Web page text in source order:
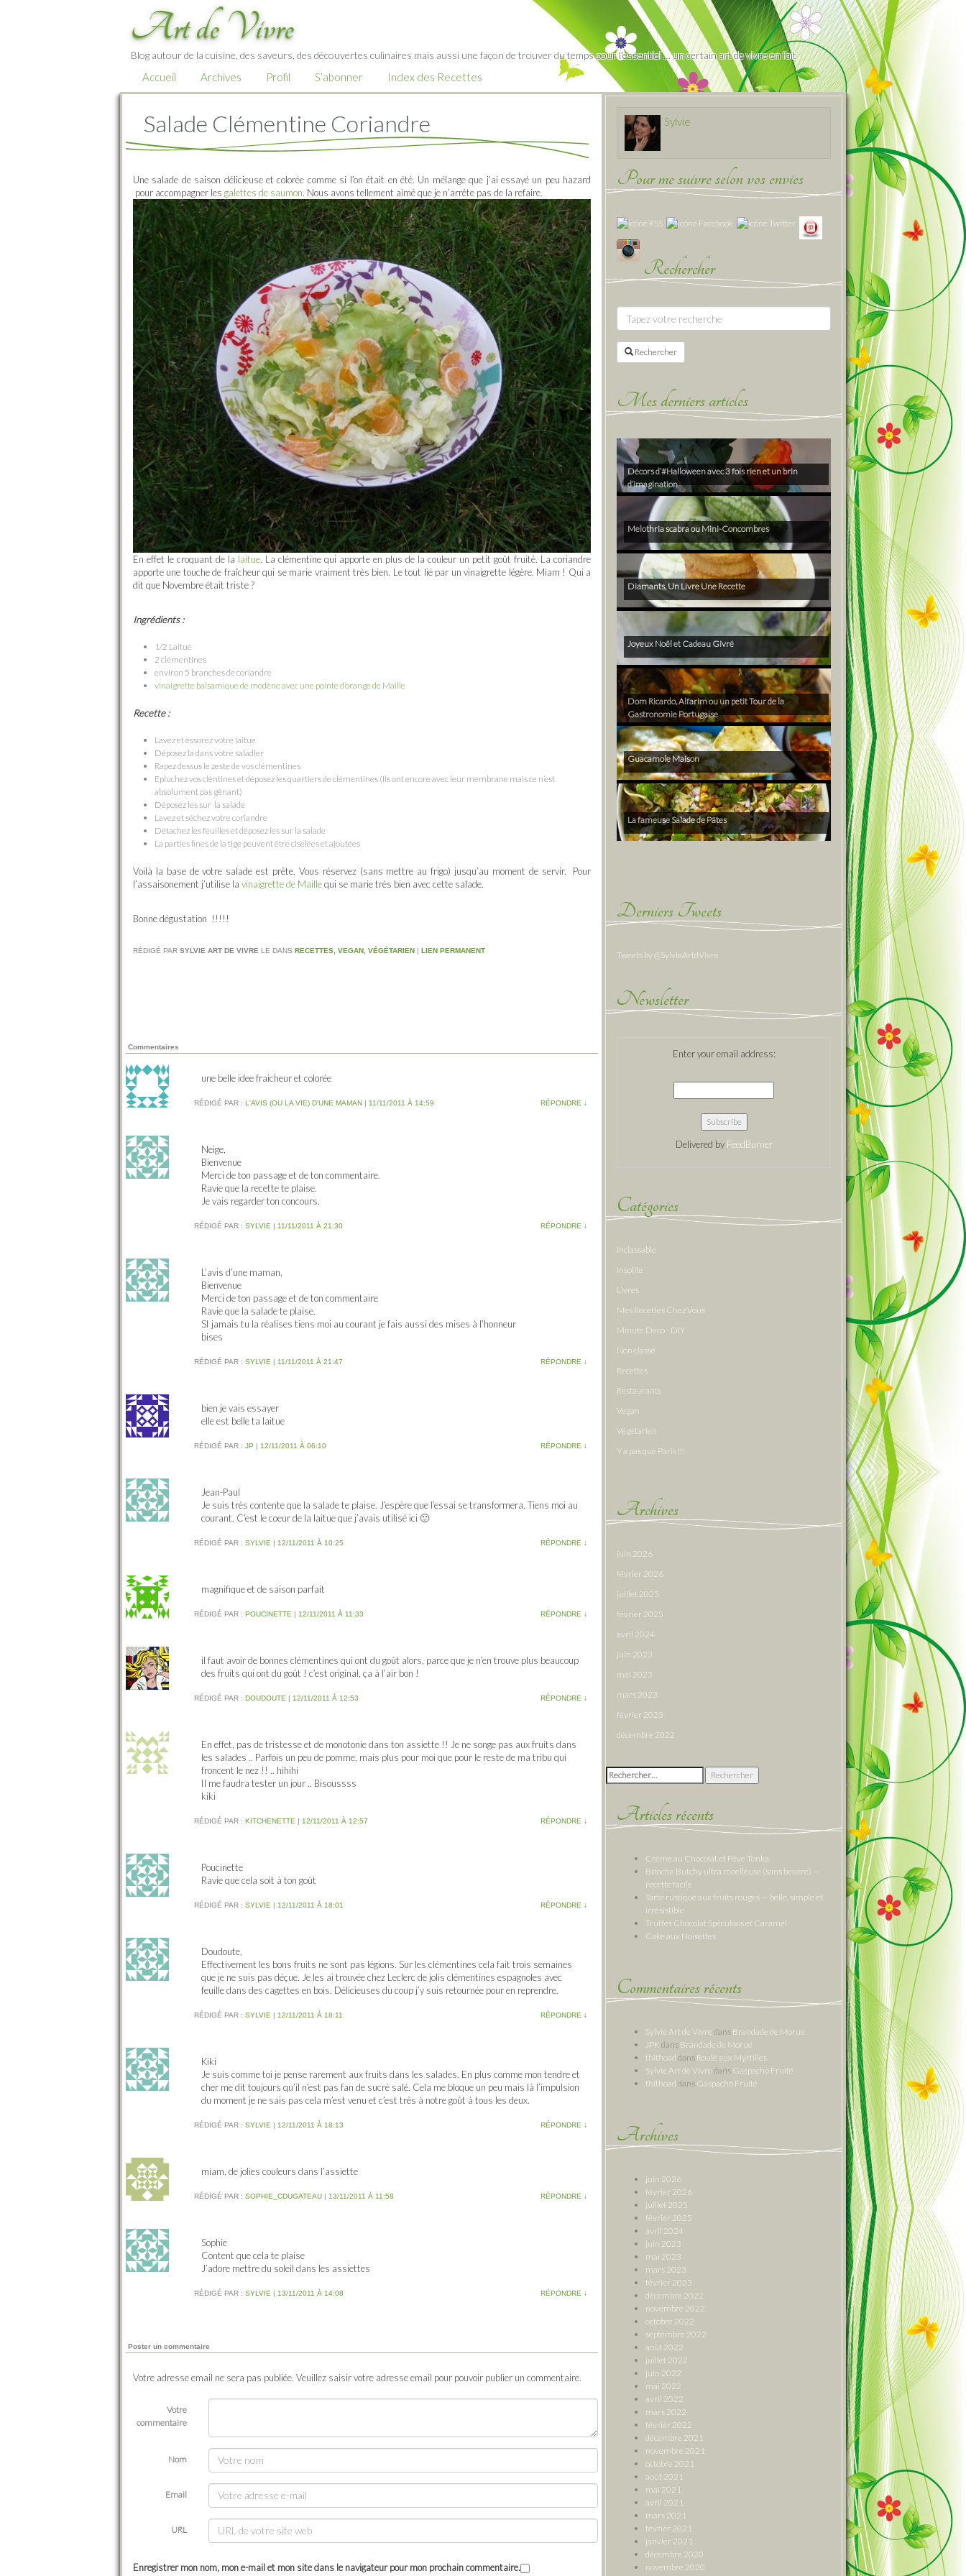
Art de Vivre
Blog autour de la cuisine, des saveurs, des découvertes culinaires mais aussi une façon de trouver du temps pour l'essentiel … un certain art de vivre en fait
Accueil Archives Profil S’abonner Index des Recettes
Salade Clémentine Coriandre
Une salade de saison délicieuse et colorée comme si l’on était en été. Un mélange que j’ai essayé un peu hazard
pour accompagner les galettes de saumon. Nous avons tellement aimé que je n’arrête pas de la refaire.
En effet le croquant de la laitue. La clémentine qui apporte en plus de la couleur un petit goût fruité. La coriandre
apporte une touche de fraîcheur qui se marie vraiment très bien. Le tout lié par un vinaigrette légère. Miam ! Qui a
dit que Novembre était triste ?
Ingrédients :
1/2 Laitue
2 clémentines
environ 5 branches de coriandre
vinaigrette balsamique de modène avec une pointe d’orange de Maille
Recette :
Lavez et essorez votre laitue
Déposez la dans votre saladier
Rapez dessus le zeste de vos clémentines
Epluchez vos cléntines et déposez les quartiers de clémentines (Ils ont encore avec leur membrane mais ce n’est
absolument pas gênant)
Déposez les sur la salade
Lavez et séchez votre coriandre
Détachez les feuilles et déposez les sur la salade
La parties fines de la tige peuvent être ciselées et ajoutées
Voilà la base de votre salade est prête. Vous réservez (sans mettre au frigo) jusqu’au moment de servir. Pour
l’assaisonement j’utilise la vinaigrette de Maillequi se marie très bien avec cette salade.
Bonne dégustation !!!!!
RÉDIGÉ PAR SYLVIE ART DE VIVRE LE DANS RECETTES VEGAN VÉGÉTARIEN | LIEN PERMANENT
Commentaires
une belle idee fraicheur et colorée
RÉDIGÉ PAR : L'AVIS (OU LA VIE) D'UNE MAMAN| 11/11/2011 À 14:59 RÉPONDRE ↓
Neige,
Bienvenue
Merci de ton passage et de ton commentaire.
Ravie que la recette te plaise.
Je vais regarder ton concours.
RÉDIGÉ PAR : SYLVIE | 11/11/2011 À 21:30 RÉPONDRE ↓
L’avis d’une maman,
Bienvenue
Merci de ton passage et de ton commentaire
Ravie que la salade te plaise.
SI jamais tu la réalises tiens moi au courant je fais aussi des mises à l’honneur
bises
RÉDIGÉ PAR : SYLVIE | 11/11/2011 À 21:47 RÉPONDRE ↓
bien je vais essayer
elle est belle ta laitue
RÉDIGÉ PAR : JP | 12/11/2011 À 06:10 RÉPONDRE ↓
Jean-Paul
Je suis très contente que la salade te plaise. J’espère que l’essai se transformera. Tiens moi au
courant. C’est le coeur de la laitue que j’avais utilisé ici 🙂
RÉDIGÉ PAR : SYLVIE | 12/11/2011 À 10:25 RÉPONDRE ↓
magnifique et de saison parfait
RÉDIGÉ PAR : POUCINETTE | 12/11/2011 À 11:33 RÉPONDRE ↓
il faut avoir de bonnes clémentines qui ont du goût alors, parce que je n’en trouve plus beaucoup
des fruits qui ont du goût ! c’est original, ça à l’air bon !
RÉDIGÉ PAR : DOUDOUTE | 12/11/2011 À 12:53 RÉPONDRE ↓
En effet, pas de tristesse et de monotonie dans ton assiette !! Je ne songe pas aux fruits dans
les salades .. Parfois un peu de pomme, mais plus pour moi que pour le reste de ma tribu qui
froncent le nez !! .. hihihi
Il me faudra tester un jour .. Bisoussss
kiki
RÉDIGÉ PAR : KITCHENETTE | 12/11/2011 À 12:57 RÉPONDRE ↓
Poucinette
Ravie que cela soit à ton goût
RÉDIGÉ PAR : SYLVIE | 12/11/2011 À 18:01 RÉPONDRE ↓
Doudoute,
Effectivement les bons fruits ne sont pas légions. Sur les clémentines cela fait trois semaines
que je ne suis pas déçue. Je les ai trouvée chez Leclerc de jolis clémentines espagnoles avec
feuille dans des cagettes en bois. Délicieuses du coup j’y suis retournée pour en reprendre.
RÉDIGÉ PAR : SYLVIE | 12/11/2011 À 18:11 RÉPONDRE ↓
Kiki
Je suis comme toi je pense rarement aux fruits dans les salades. En plus comme mon tendre et
cher me dit toujours qu’il n’est pas fan de sucré salé. Cela me bloque un peu mais là l’impulsion
du moment je ne sais pas cela m’est venu et c’est très à notre goût à tous les deux.
RÉDIGÉ PAR : SYLVIE | 12/11/2011 À 18:13 RÉPONDRE ↓
miam, de jolies couleurs dans l’assiette
RÉDIGÉ PAR : SOPHIE_CDUGATEAU| 13/11/2011 À 11:58 RÉPONDRE ↓
Sophie
Content que cela te plaise
J’adore mettre du soleil dans les assiettes
RÉDIGÉ PAR : SYLVIE | 13/11/2011 À 14:08 RÉPONDRE ↓
Poster un commentaire
Votre adresse email ne sera pas publiée. Veuillez saisir votre adresse email pour pouvoir publier un commentaire.
Votre
commentaire
Nom
Email
URL
Enregistrer mon nom, mon e-mail et mon site dans le navigateur pour mon prochain commentaire.
Sylvie
Pour me suivre selon vos envies
Rechercher
Rechercher
Mes derniers articles
Décors d’#Halloween avec 3 fois rien et un brin
d’imagination
Melothria scabra ou Mini-Concombres
Diamants, Un Livre Une Recette
Joyeux Noël et Cadeau Givré
Dom Ricardo, Alfarim ou un petit Tour de la
Gastronomie Portugaise
Guacamole Maison
La fameuse Salade de Pâtes
Derniers Tweets
Tweets by @SylvieArtdVivre
Newsletter
Enter your email address:
Delivered by FeedBurner
Catégories
Inclassable
Insolite
Livres
Mes Recettes Chez Vous
Minute Deco - DIY
Non classé
Recettes
Restaurants
Vegan
Végétarien
Y a pas que Paris !!!
Archives
juin 2026
février 2026
juillet 2025
février 2025
avril 2024
juin 2023
mai 2023
mars 2023
février 2023
décembre 2022
Rechercher :
Articles récents
Crème au Chocolat et Fève Tonka
Brioche Butchy ultra moelleuse (sans beurre) —
recette facile
Tarte rustique aux fruits rouges — belle, simple et
irrésistible
Truffes Chocolat Spéculoos et Caramel
Cake aux Noisettes
Commentaires récents
Sylvie Art de Vivre dans Brandade de Morue
JPK dans Brandade de Morue
thithoad dans Roulé aux Myrtilles
Sylvie Art de Vivre dans Gaspacho Fruité
thithoad dans Gaspacho Fruité
Archives
juin 2026
février 2026
juillet 2025
février 2025
avril 2024
juin 2023
mai 2023
mars 2023
février 2023
décembre 2022
novembre 2022
octobre 2022
septembre 2022
août 2022
juillet 2022
juin 2022
mai 2022
avril 2022
mars 2022
février 2022
décembre 2021
novembre 2021
octobre 2021
août 2021
mai 2021
avril 2021
mars 2021
février 2021
janvier 2021
décembre 2020
novembre 2020